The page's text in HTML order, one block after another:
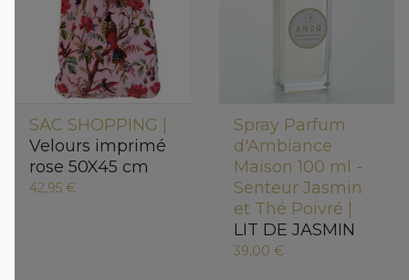
SAC SHOPPING |
Velours imprimé
rose 50X45 cm
42,95 €
Spray Parfum
d'Ambiance
Maison 100 ml -
Senteur Jasmin
et Thé Poivré |
LIT DE JASMIN
39,00 €